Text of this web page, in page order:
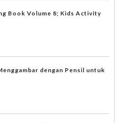
Book Volume 8; Kids Activity
dengan Pensil untuk